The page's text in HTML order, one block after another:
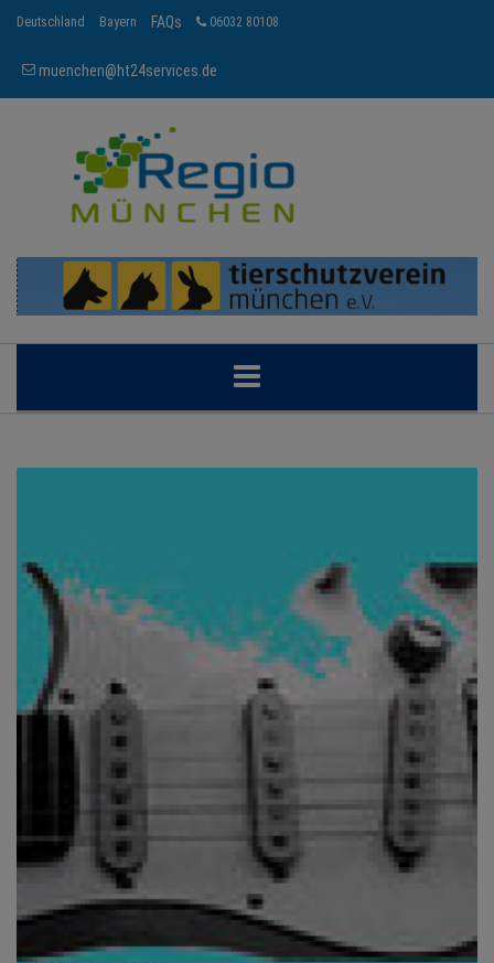
Deutschland Bayern FAQs 06032 80108
muenchen@ht24services.de
TERMINE
ANGEBOTE
JOBS